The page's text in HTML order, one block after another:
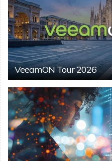
VeeamON Tour 2026